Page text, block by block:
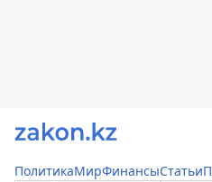
ПолитикаМирФинансыСтатьи